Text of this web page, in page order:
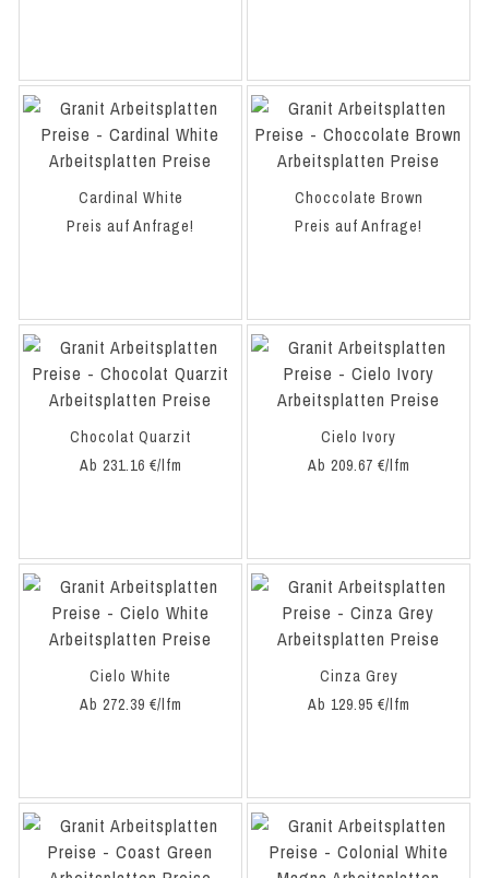
Cardinal White
Preis auf Anfrage!
Choccolate Brown
Preis auf Anfrage!
Chocolat Quarzit
Ab 231.16 €/lfm
Cielo Ivory
Ab 209.67 €/lfm
Cielo White
Ab 272.39 €/lfm
Cinza Grey
Ab 129.95 €/lfm